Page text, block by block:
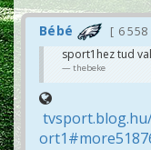
Bébé 6 558
sport1hez tud
thebeke